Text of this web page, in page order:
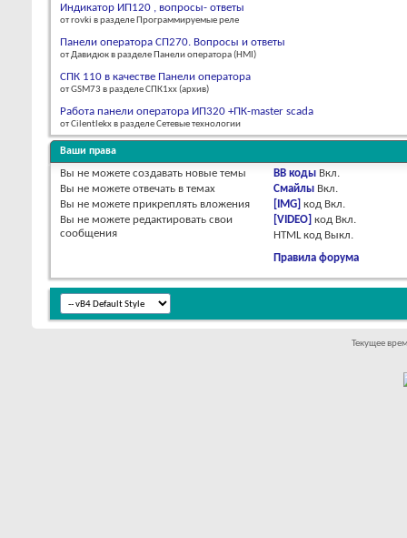
Индикатор ИП120 , вопросы- ответы
от rovki в разделе Программируемые реле
Панели оператора СП270. Вопросы и ответы
от Давидюк в разделе Панели оператора (HMI)
СПК 110 в качестве Панели оператора
от GSM73 в разделе СПК1xx (архив)
Работа панели оператора ИП320 +ПК-master scada
от Cilentlekx в разделе Сетевые технологии
Ваши права
Вы не можете создавать новые темы
Вы не можете отвечать в темах
Вы не можете прикреплять вложения
Вы не можете редактировать свои
сообщения
BB коды Вкл.
Смайлы Вкл.
[IMG] код Вкл.
[VIDEO] код Вкл.
HTML код Выкл.
Правила форума
Текущее